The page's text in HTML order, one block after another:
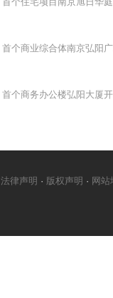
首个商业综合体南京弘阳
首个商务办公楼弘阳大厦
法律声明 · 版权声明 · 网站